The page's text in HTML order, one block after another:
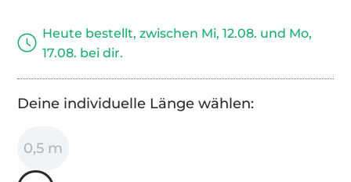
Heute bestellt, zwischen Mi, 12.08. und Mo,
17.08. bei dir.
Deine individuelle Länge wählen:
0,5 m